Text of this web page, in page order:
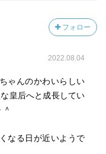
フォロー
2022.08.04
ゃんのかわいらしい
皇后へと成長してい
なる日が近いようで